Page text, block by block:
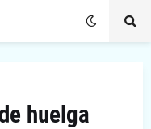
huelga